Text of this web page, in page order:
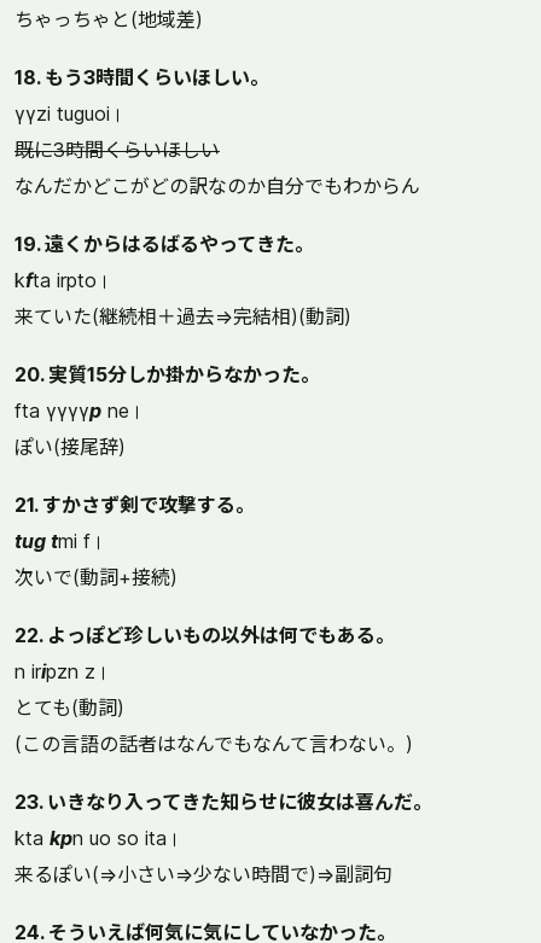
ちゃっちゃと(地域差)
18. もう3時間くらいほしい。
γγzi tuguoi।
既に3時間くらいほしい
なんだかどこがどの訳なのか自分でもわからん
19. 遠くからはるばるやってきた。
kfta irpto।
来ていた(継続相＋過去⇒完結相)(動詞)
20. 実質15分しか掛からなかった。
fta γγγγp ne।
ぽい(接尾辞)
21. すかさず剣で攻撃する。
tug tmi f।
次いで(動詞+接続)
22. よっぽど珍しいもの以外は何でもある。
n iripzn z।
とても(動詞)
(この言語の話者はなんでもなんて言わない。)
23. いきなり入ってきた知らせに彼女は喜んだ。
kta kpn uo so ita।
来るぽい(⇒小さい⇒少ない時間で)⇒副詞句
24. そういえば何気に気にしていなかった。